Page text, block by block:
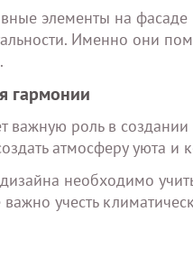
элементы на
Именно они
гармонии
важную роль в
атмосферу уюта и
необходимо
учесть